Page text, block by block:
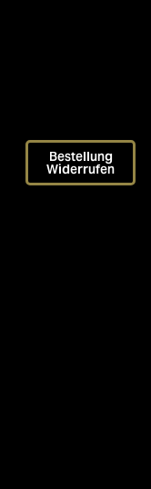
Bestellung
Widerrufen